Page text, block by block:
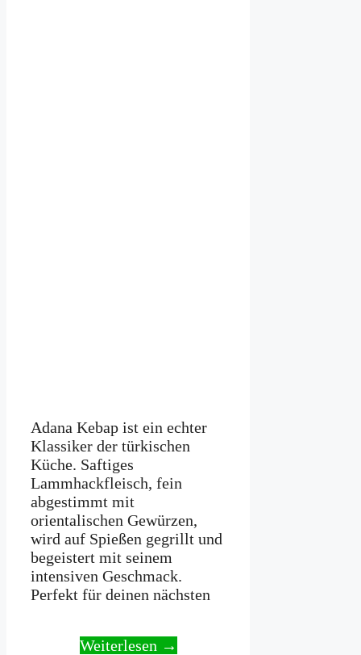
Adana Kebap ist ein echter
Klassiker der türkischen
Küche. Saftiges
Lammhackfleisch, fein
abgestimmt mit
orientalischen Gewürzen,
wird auf Spießen gegrillt und
begeistert mit seinem
intensiven Geschmack.
Perfekt für deinen nächsten
Weiterlesen →